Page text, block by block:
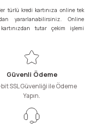
türlü kredi kartınıza online tek
yararlanabilirsiniz. Online
tutar çekim işlemi
Güvenli Ödeme
SSL Güvenliği ile Ödeme
Yapın.